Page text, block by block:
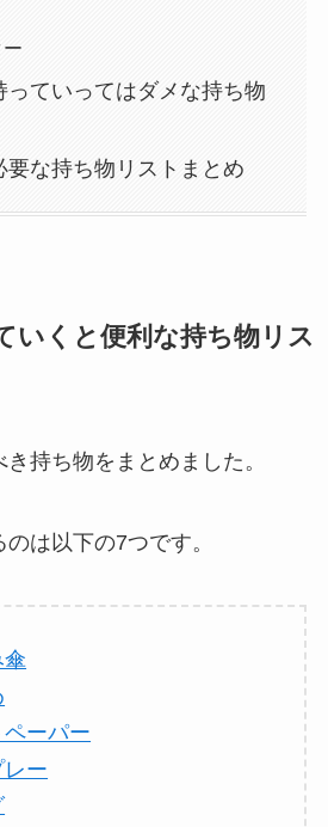
っていってはダメな持ち物
要な持ち物リストまとめ
いくと便利な持ち物リス
持ち物をまとめました。
は以下の7つです。
傘
ペーパー
ー